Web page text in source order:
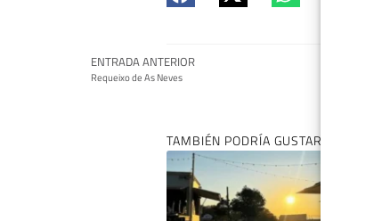
ENTRADA ANTERIOR
Requeixo de As Neves
TAMBIÉN PODRÍA GUSTARTE: